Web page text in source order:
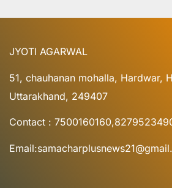
JYOTI AGARWAL
51, chauhanan mohalla, Hardwar,
Uttarakhand, 249407
Contact :